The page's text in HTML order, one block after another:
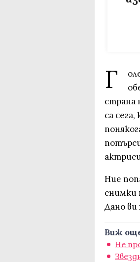
Г
страна
са
Ние
снимки
Дано ви
Виж
Не